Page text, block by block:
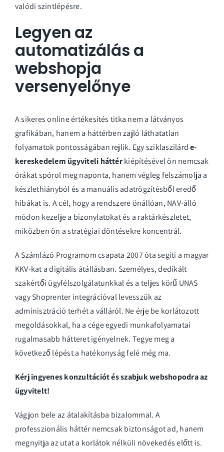
valódi szintlépésre.
Legyen az
automatizálás a
webshopja
versenyelőnye
A sikeres online értékesítés titka nem a látványos
grafikában, hanem a háttérben zajló láthatatlan
folyamatok pontosságában rejlik. Egy sziklaszilárde-
kereskedelem ügyviteli háttérkiépítésével ön nemcsak
órákat spórol meg naponta, hanem végleg felszámolja a
készlethiányból és a manuális adatrögzítésből eredő
hibákat is. A cél, hogy a rendszere önállóan, NAV-álló
módon kezelje a bizonylatokat és a raktárkészletet,
miközben ön a stratégiai döntésekre koncentrál.
A Számlázó Programom csapata 2007 óta segíti a magyar
KKV-kat a digitális átállásban. Személyes, dedikált
szakértői ügyfélszolgálatunkkal és a teljes körű UNAS
vagy Shoprenter integrációval levesszük az
adminisztráció terhét a válláról. Ne érje be korlátozott
megoldásokkal, ha a cége egyedi munkafolyamatai
rugalmasabb hátteret igényelnek. Tegye meg a
következő lépést a hatékonyság felé még ma.
Kérj ingyenes konzultációt és szabjuk webshopodra az
ügyvitelt!
Vágjon bele az átalakításba bizalommal. A
professzionális háttér nemcsak biztonságot ad, hanem
megnyitja az utat a korlátok nélküli növekedés előtt is.